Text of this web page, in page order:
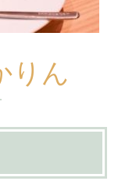
りん